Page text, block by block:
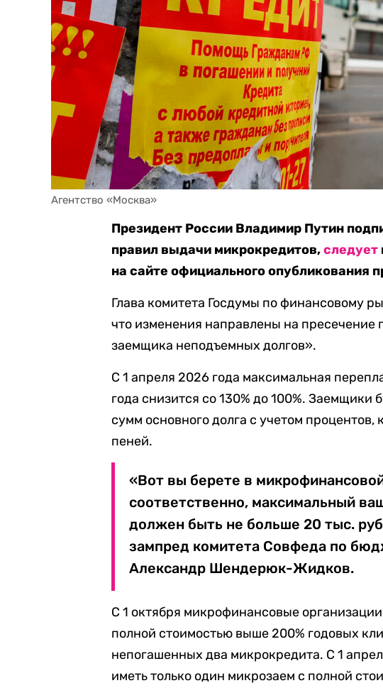
Агентство «Москва»
Президент России Владимир Путин
правил выдачи микрокредитов,следует
на сайте официального опубликования
Глава комитета Госдумы по финансовому
что изменения направлены на пресечение
заемщика неподъемных долгов».
С 1 апреля 2026 года максимальная
года снизится со 130% до 100%. Заемщики
сумм основного долга с учетом
пеней.
«Вот вы берете в
соответственно, максимальный
должен быть не больше 20 тыс.
зампред комитета Совфеда по
Александр Шендерюк-Жидков.
С 1 октября микрофинансовые
полной стоимостью выше 200% годовых
непогашенных два микрокредита. С 1
иметь только один микрозаем с полной